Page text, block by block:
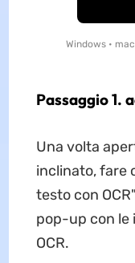
Windows •
Passaggio 1.
Una volta
inclinato, fare
testo con
pop-up con le
OCR.